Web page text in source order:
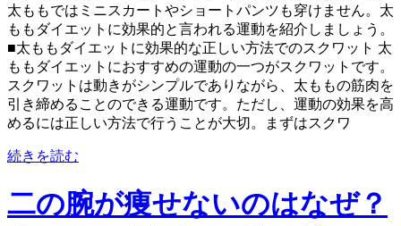
太ももではミニスカートやショートパンツも穿けません。太
ももダイエットに効果的と言われる運動を紹介しましょう。
■太ももダイエットに効果的な正しい方法でのスクワット 太
ももダイエットにおすすめの運動の一つがスクワットです。
スクワットは動きがシンプルでありながら、太ももの筋肉を
引き締めることのできる運動です。ただし、運動の効果を高
めるには正しい方法で行うことが大切。まずはスクワ
続きを読む
二の腕が痩せないのはなぜ？